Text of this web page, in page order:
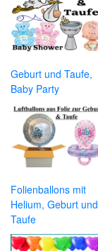
Geburt und Taufe,
Baby Party
Folienballons mit
Helium, Geburt und
Taufe